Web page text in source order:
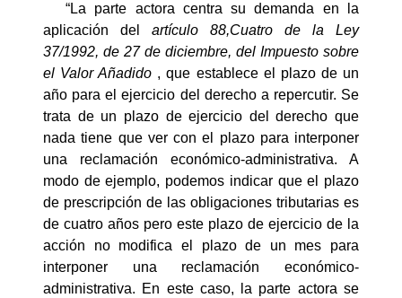
“La parte actora centra su demanda en la
aplicación del artículo 88,Cuatro de la Ley
37/1992, de 27 de diciembre, del Impuesto sobre
el Valor Añadido , que establece el plazo de un
año para el ejercicio del derecho a repercutir. Se
trata de un plazo de ejercicio del derecho que
nada tiene que ver con el plazo para interponer
una reclamación económico-administrativa. A
modo de ejemplo, podemos indicar que el plazo
de prescripción de las obligaciones tributarias es
de cuatro años pero este plazo de ejercicio de la
acción no modifica el plazo de un mes para
interponer una reclamación económico-
administrativa. En este caso, la parte actora se